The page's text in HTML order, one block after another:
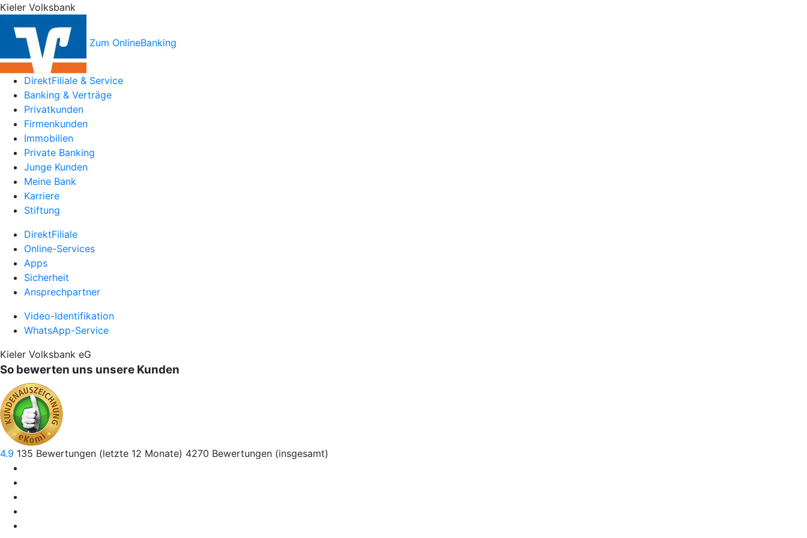
Kieler Volksbank
Zum OnlineBanking
DirektFiliale & Service
Banking & Verträge
Privatkunden
Firmenkunden
Immobilien
Private Banking
Junge Kunden
Meine Bank
Karriere
Stiftung
DirektFiliale
Online-Services
Apps
Sicherheit
Ansprechpartner
Video-Identifikation
WhatsApp-Service
Kieler Volksbank eG
So bewerten uns unsere Kunden
4.9 135 Bewertungen (letzte 12 Monate) 4270 Bewertungen (insgesamt)